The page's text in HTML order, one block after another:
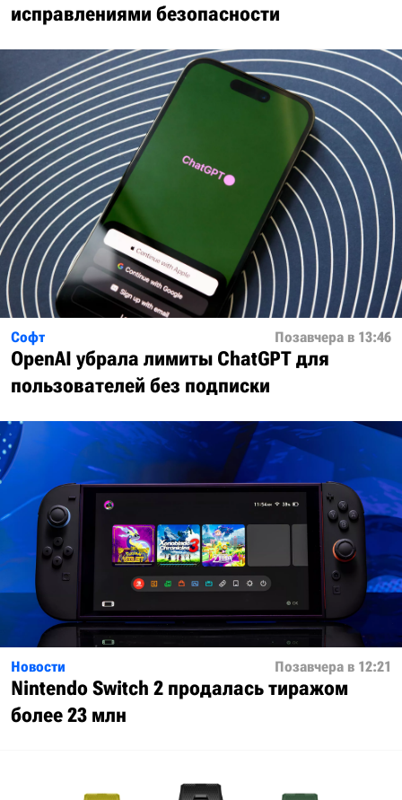
исправлениями безопасности
Софт Позавчера в 13:46
OpenAI убрала лимиты ChatGPT для
пользователей без подписки
Новости Позавчера в 12:21
Nintendo Switch 2 продалась тиражом
более 23 млн